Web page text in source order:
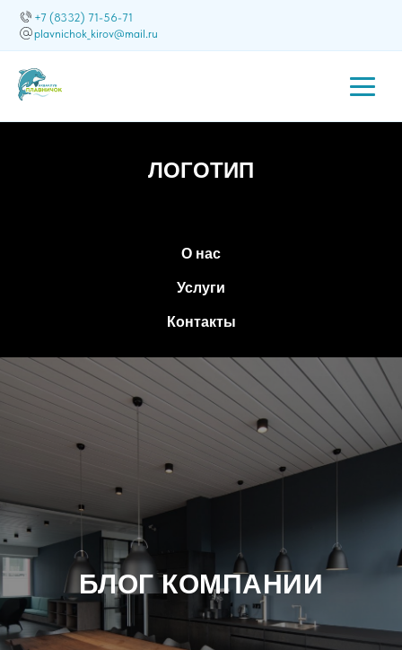
+7 (8332) 71-56-71
plavnichok_kirov@mail.ru
ЛОГОТИП
О нас
Услуги
Контакты
БЛОГ КОМПАНИИ